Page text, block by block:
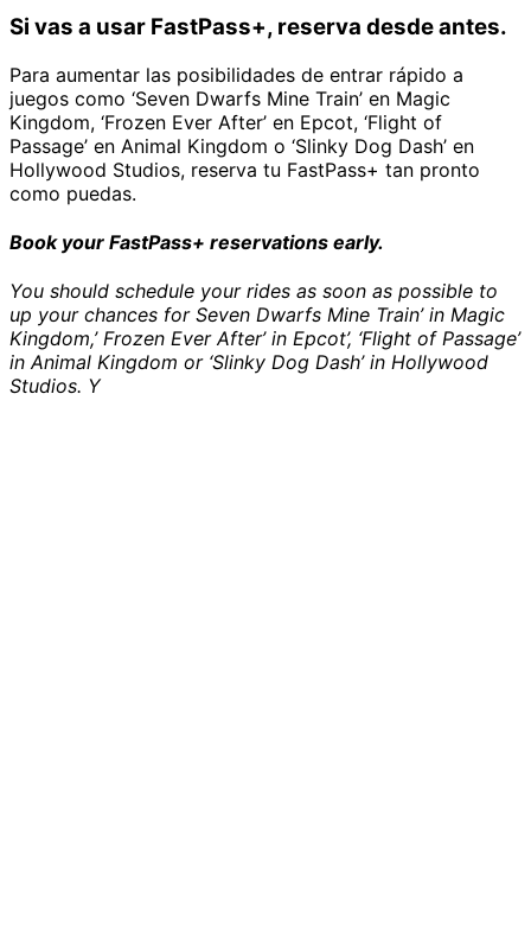
Si vas a usar FastPass+, reserva desde antes.
Para aumentar las posibilidades de entrar rápido a
juegos como ‘Seven Dwarfs Mine Train’ en Magic
Kingdom, ‘Frozen Ever After’ en Epcot, ‘Flight of
Passage’ en Animal Kingdom o ‘Slinky Dog Dash’ en
Hollywood Studios, reserva tu FastPass+ tan pronto
como puedas.
Book your FastPass+ reservations early.
You should schedule your rides as soon as possible to
up your chances for Seven Dwarfs Mine Train’ in Magic
Kingdom,’ Frozen Ever After’ in Epcot’, ‘Flight of Passage’
in Animal Kingdom or ‘Slinky Dog Dash’ in Hollywood
Studios. Y